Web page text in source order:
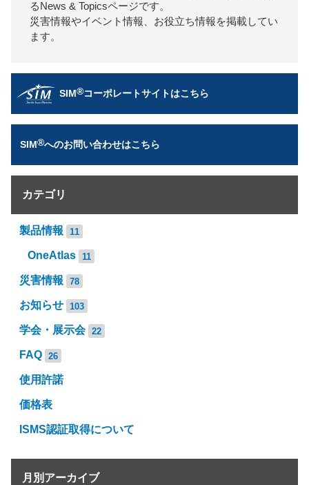
るNews & Topicsページです。
災害情報やイベント情報、お役立ち情報を掲載してい
ます。
SIM®コーポレートサイトはこちら
SIM®へのお問い合わせはこちら
カテゴリ
製品情報 11
OneAtlas 11
災害情報 78
お知らせ 103
学会・展示会 22
FAQ 26
使用許諾
価格表
ISMS認証取得について
月別アーカイブ